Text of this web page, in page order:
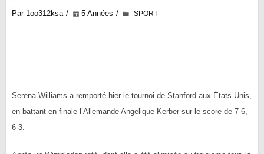
Par 1oo312ksa 5 Années SPORT
Serena Williams a remporté hier le tournoi de Stanford aux États Unis,
en battant en finale l’Allemande Angelique Kerber sur le score de 7-6,
6-3.